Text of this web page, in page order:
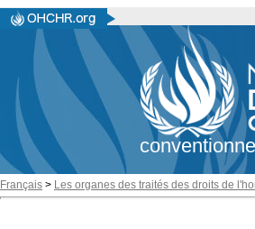
Français > Les organes des traités des droits de